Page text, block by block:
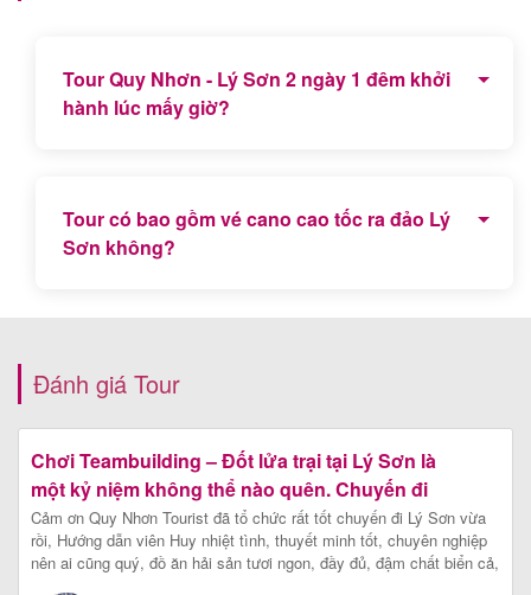
Tour Quy Nhơn - Lý Sơn 2 ngày 1 đêm khởi
hành lúc mấy giờ?
Tour có bao gồm vé cano cao tốc ra đảo Lý
Sơn không?
Đánh giá Tour
Chơi Teambuilding – Đốt lửa trại tại Lý Sơn là
một kỷ niệm không thể nào quên. Chuyến đi
cảm xúc
Cảm ơn Quy Nhơn Tourist đã tổ chức rất tốt chuyến đi Lý Sơn vừa
rồi, Hướng dẫn viên Huy nhiệt tình, thuyết minh tốt, chuyên nghiệp
nên ai cũng quý, đồ ăn hải sản tươi ngon, đầy đủ, đậm chất biển cả,